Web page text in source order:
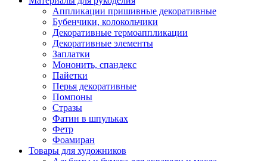
Аппликации пришивные декоративные
Бубенчики, колокольчики
Декоративные термоаппликации
Декоративные элементы
Заплатки
Мононить, спандекс
Пайетки
Перья декоративные
Помпоны
Стразы
Фатин в шпульках
Фетр
Фоамиран
Товары для художников